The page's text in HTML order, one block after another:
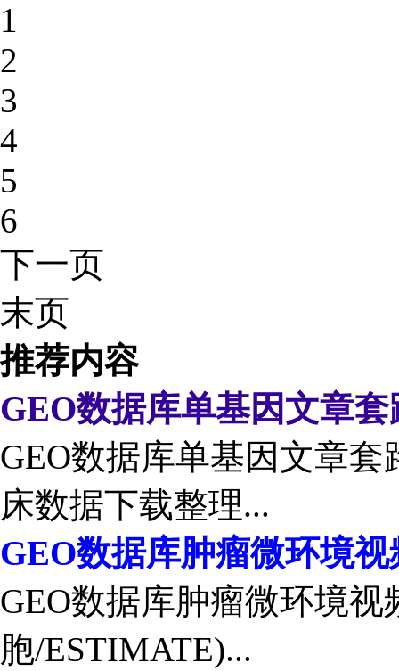
1
2
3
4
5
6
下一页
末页
推荐内容
GEO数据库单基因文章
GEO数据库单基因文章套
床数据下载整理...
GEO数据库肿瘤微环境
GEO数据库肿瘤微环境
胞/ESTIMATE)...